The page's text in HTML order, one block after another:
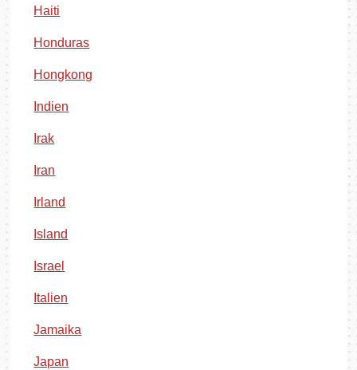
Haiti
Honduras
Hongkong
Indien
Irak
Iran
Irland
Island
Israel
Italien
Jamaika
Japan